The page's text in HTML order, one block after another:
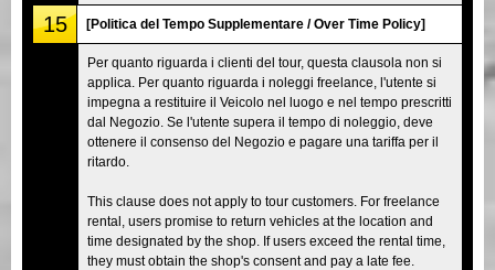
15 [Politica del Tempo Supplementare / Over Time Policy]
Per quanto riguarda i clienti del tour, questa clausola non si
applica. Per quanto riguarda i noleggi freelance, l'utente si
impegna a restituire il Veicolo nel luogo e nel tempo prescritti
dal Negozio. Se l'utente supera il tempo di noleggio, deve
ottenere il consenso del Negozio e pagare una tariffa per il
ritardo.
This clause does not apply to tour customers. For freelance
rental, users promise to return vehicles at the location and
time designated by the shop. If users exceed the rental time,
they must obtain the shop's consent and pay a late fee.